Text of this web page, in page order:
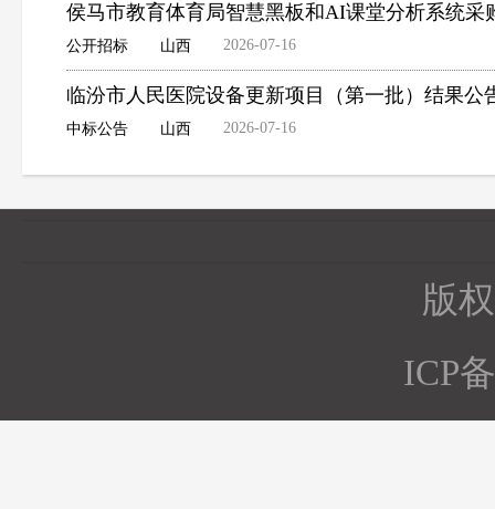
侯马市教育体育局智慧黑板和AI课堂分析系统采
公开招标 山西 2026-07-16
临汾市人民医院设备更新项目（第一批）结果公
中标公告 山西 2026-07-16
版
ICP